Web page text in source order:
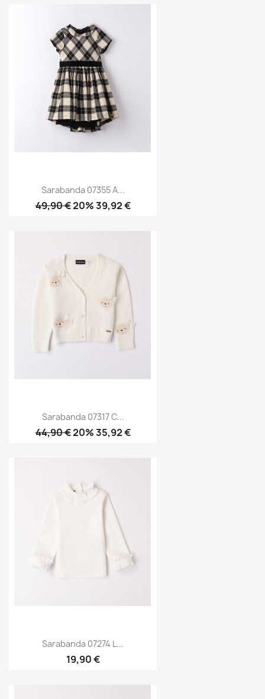
Sarabanda 07355 A...
49,90 €20% 39,92 €
Sarabanda 07317 C...
44,90 €20% 35,92 €
Sarabanda 07274 L...
19,90 €